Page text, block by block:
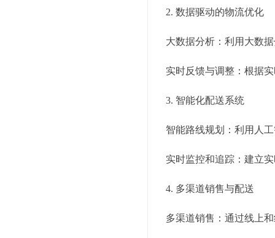
2. 数据驱动的物流优化
大数据分析：利用大数
实时反馈与调整：根据
3. 智能化配送系统
智能路线规划：利用人
实时监控和追踪：建立
4. 多渠道销售与配送
多渠道销售：通过线上